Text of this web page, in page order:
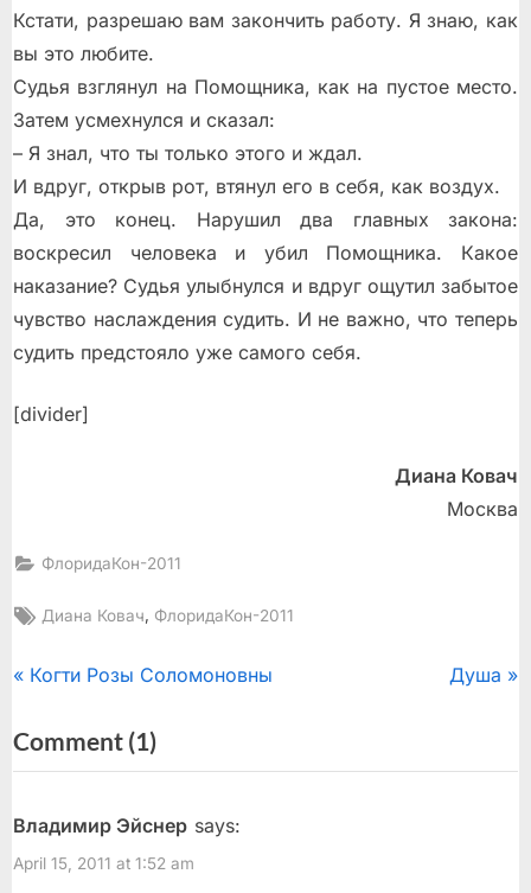
Кстати, разрешаю вам закончить работу. Я знаю, как
вы это любите.
Судья взглянул на Помощника, как на пустое место.
Затем усмехнулся и сказал:
– Я знал, что ты только этого и ждал.
И вдруг, открыв рот, втянул его в себя, как воздух.
Да, это конец. Нарушил два главных закона:
воскресил человека и убил Помощника. Какое
наказание? Судья улыбнулся и вдруг ощутил забытое
чувство наслаждения судить. И не важно, что теперь
судить предстояло уже самого себя.
[divider]
Диана Ковач
Москва
ФлоридаКон-2011
Tags:
Диана Ковач, ФлоридаКон-2011
Post
navigation
P
e
v
o
u
Когти Розы Соломоновны
N
t
Душа
Comment (1)on
“Необходимость”
Владимир Эйснер says:
April 15, 2011 at 1:52 am